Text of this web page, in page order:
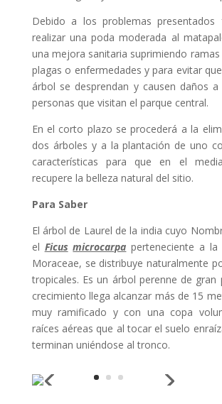
Debido a los problemas presentados
realizar una poda moderada al
una mejora sanitaria suprimiendo
plagas o enfermedades y para evitar
árbol se desprendan y causen daños
personas que visitan el parque central.
En el corto plazo se procederá a la
dos árboles y a la plantación de uno
características para que en el
recupere la belleza natural del sitio.
Para Saber
El árbol de Laurel de la india cuyo
el Ficus microcarpa perteneciente a
Moraceae, se distribuye naturalmente
tropicales. Es un árbol perenne de gran
crecimiento llega alcanzar más de 15
muy ramificado y con una copa
raíces aéreas que al tocar el suelo
terminan uniéndose al tronco.